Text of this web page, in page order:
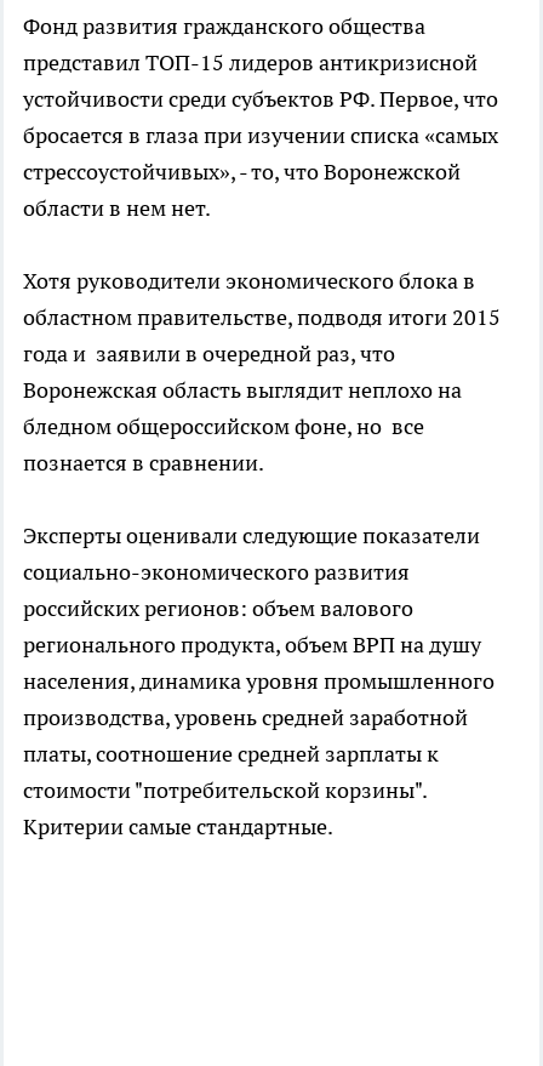
Фонд развития гражданского общества
представил ТОП-15 лидеров антикризисной
устойчивости среди субъектов РФ. Первое, что
бросается в глаза при изучении списка «самых
стрессоустойчивых», - то, что Воронежской
области в нем нет.
Хотя руководители экономического блока в
областном правительстве, подводя итоги 2015
года и заявили в очередной раз, что
Воронежская область выглядит неплохо на
бледном общероссийском фоне, но все
познается в сравнении.
Эксперты оценивали следующие показатели
социально-экономического развития
российских регионов: объем валового
регионального продукта, объем ВРП на душу
населения, динамика уровня промышленного
производства, уровень средней заработной
платы, соотношение средней зарплаты к
стоимости "потребительской корзины".
Критерии самые стандартные.